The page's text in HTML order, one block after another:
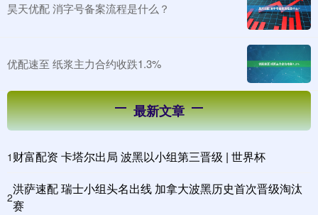
昊天优配 消字号备案流程是什么？
优配速至 纸浆主力合约收跌1.3%
最新文章
1 财富配资 卡塔尔出局 波黑以小组第三晋级 | 世界杯
2
洪萨速配 瑞士小组头名出线 加拿大波黑历史首次晋级淘汰
赛